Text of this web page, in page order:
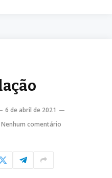
6 de abril de 2021
Nenhum comentário